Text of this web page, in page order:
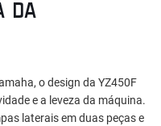
DA
o design da YZ450F
e a leveza da máquina.
laterais em duas peças e